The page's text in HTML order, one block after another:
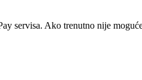
servisa. Ako trenutno nije